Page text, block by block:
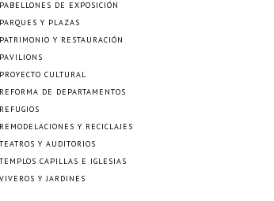
PABELLONES DE EXPOSICIÓN
PARQUES Y PLAZAS
PATRIMONIO Y RESTAURACIÓN
PAVILIONS
PROYECTO CULTURAL
REFORMA DE DEPARTAMENTOS
REFUGIOS
REMODELACIONES Y RECICLAJES
TEATROS Y AUDITORIOS
TEMPLOS CAPILLAS E IGLESIAS
VIVEROS Y JARDINES